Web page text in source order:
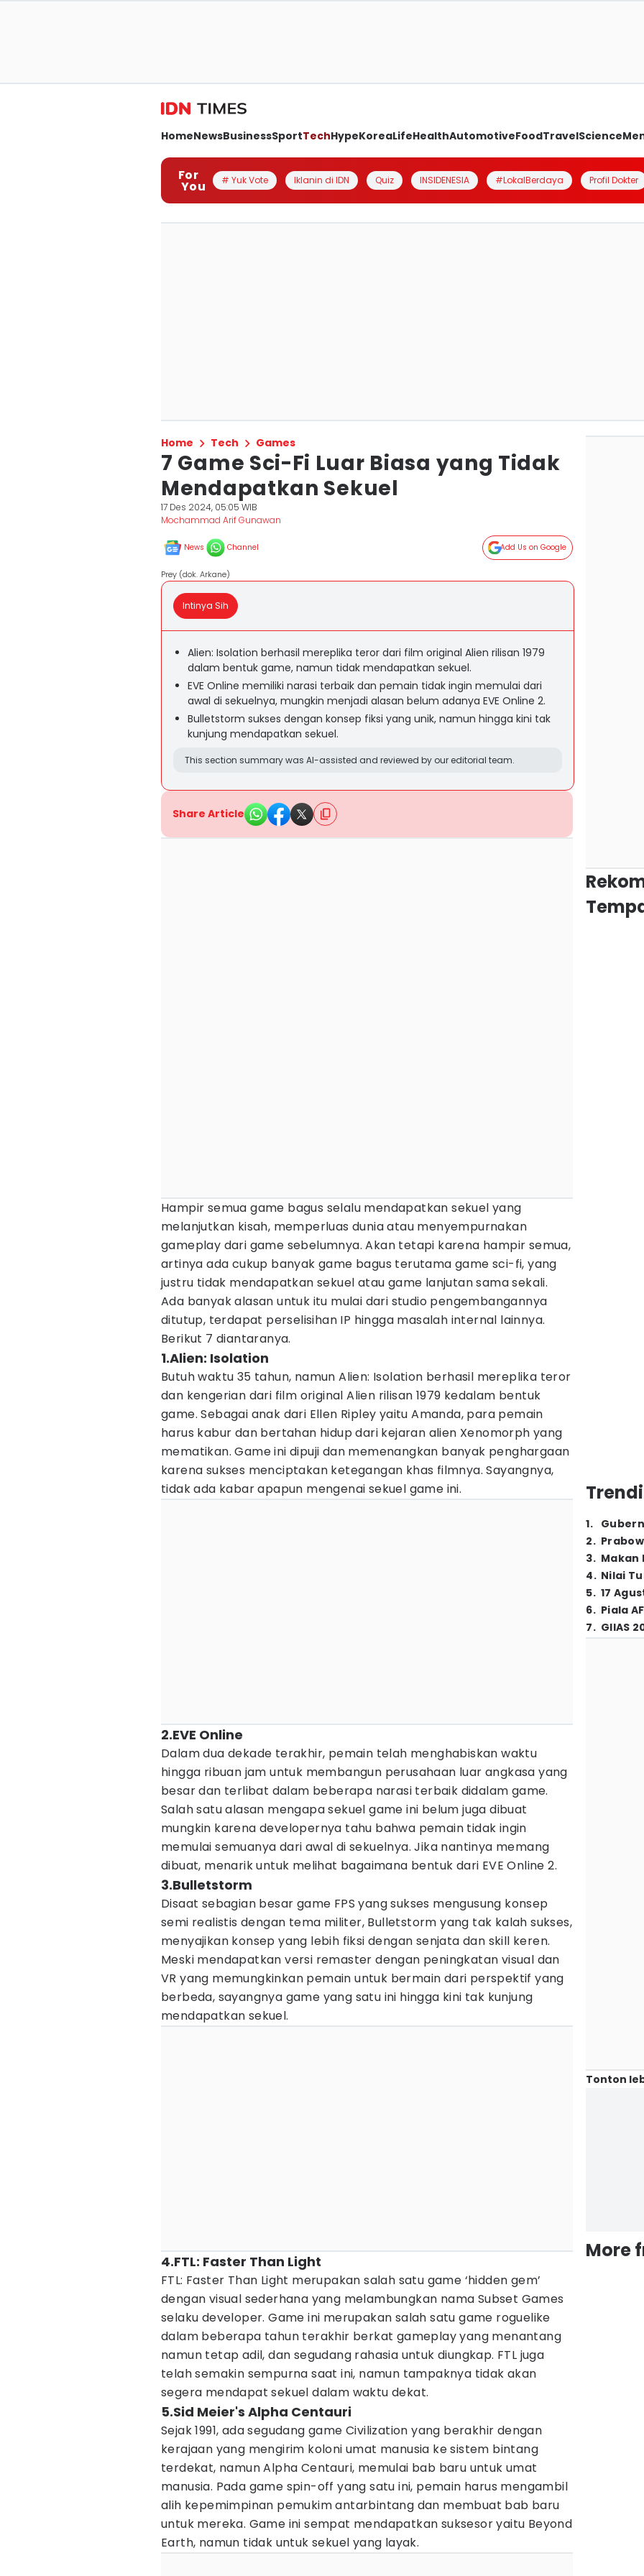
HomeNewsBusinessSportTechHypeKoreaLifeHealthAutomotiveFoodTravelScience
For
You # Yuk Vote Iklanin di IDN Quiz INSIDENESIA #LokalBerdaya Profil Dokter
Home Tech Games
7 Game Sci-Fi Luar Biasa yang Tidak
Mendapatkan Sekuel
17 Des 2024, 05:05 WIB
Mochammad Arif Gunawan
News Channel Add Us on Google
Prey (dok. Arkane)
Intinya Sih
Alien: Isolation berhasil mereplika teror dari film original Alien rilisan 1979
dalam bentuk game, namun tidak mendapatkan sekuel.
EVE Online memiliki narasi terbaik dan pemain tidak ingin memulai dari
awal di sekuelnya, mungkin menjadi alasan belum adanya EVE Online 2.
Bulletstorm sukses dengan konsep fiksi yang unik, namun hingga kini tak
kunjung mendapatkan sekuel.
This section summary was AI-assisted and reviewed by our editorial team.
Share Article
Hampir semua game bagus selalu mendapatkan sekuel yang
melanjutkan kisah, memperluas dunia atau menyempurnakan
gameplay dari game sebelumnya. Akan tetapi karena hampir semua,
artinya ada cukup banyak game bagus terutama game sci-fi, yang
justru tidak mendapatkan sekuel atau game lanjutan sama sekali.
Ada banyak alasan untuk itu mulai dari studio pengembangannya
ditutup, terdapat perselisihan IP hingga masalah internal lainnya.
Berikut 7 diantaranya.
1.Alien: Isolation
Butuh waktu 35 tahun, namun Alien: Isolation berhasil mereplika teror
dan kengerian dari film original Alien rilisan 1979 kedalam bentuk
game. Sebagai anak dari Ellen Ripley yaitu Amanda, para pemain
harus kabur dan bertahan hidup dari kejaran alien Xenomorph yang
mematikan. Game ini dipuji dan memenangkan banyak penghargaan
karena sukses menciptakan ketegangan khas filmnya. Sayangnya,
tidak ada kabar apapun mengenai sekuel game ini.
2.EVE Online
Dalam dua dekade terakhir, pemain telah menghabiskan waktu
hingga ribuan jam untuk membangun perusahaan luar angkasa yang
besar dan terlibat dalam beberapa narasi terbaik didalam game.
Salah satu alasan mengapa sekuel game ini belum juga dibuat
mungkin karena developernya tahu bahwa pemain tidak ingin
memulai semuanya dari awal di sekuelnya. Jika nantinya memang
dibuat, menarik untuk melihat bagaimana bentuk dari EVE Online 2.
3.Bulletstorm
Disaat sebagian besar game FPS yang sukses mengusung konsep
semi realistis dengan tema militer, Bulletstorm yang tak kalah sukses,
menyajikan konsep yang lebih fiksi dengan senjata dan skill keren.
Meski mendapatkan versi remaster dengan peningkatan visual dan
VR yang memungkinkan pemain untuk bermain dari perspektif yang
berbeda, sayangnya game yang satu ini hingga kini tak kunjung
mendapatkan sekuel.
4.FTL: Faster Than Light
FTL: Faster Than Light merupakan salah satu game ‘hidden gem’
dengan visual sederhana yang melambungkan nama Subset Games
selaku developer. Game ini merupakan salah satu game roguelike
dalam beberapa tahun terakhir berkat gameplay yang menantang
namun tetap adil, dan segudang rahasia untuk diungkap. FTL juga
telah semakin sempurna saat ini, namun tampaknya tidak akan
segera mendapat sekuel dalam waktu dekat.
5.Sid Meier's Alpha Centauri
Sejak 1991, ada segudang game Civilization yang berakhir dengan
kerajaan yang mengirim koloni umat manusia ke sistem bintang
terdekat, namun Alpha Centauri, memulai bab baru untuk umat
manusia. Pada game spin-off yang satu ini, pemain harus mengambil
alih kepemimpinan pemukim antarbintang dan membuat bab baru
untuk mereka. Game ini sempat mendapatkan suksesor yaitu Beyond
Earth, namun tidak untuk sekuel yang layak.
1.
2.
3. Makan
4. Nilai
5. 17
6. Piala
7. GIIAS
Tonton
More